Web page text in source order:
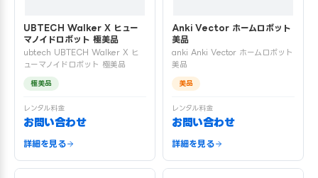
UBTECH Walker X ヒュー
マノイドロボット 極美品
ubtech UBTECH Walker X ヒ
ューマノイドロボット 極美品
極美品
レンタル料金
お問い合わせ
詳細を見る
Anki Vector ホームロボット
美品
anki Anki Vector ホームロボット
美品
美品
レンタル料金
お問い合わせ
詳細を見る